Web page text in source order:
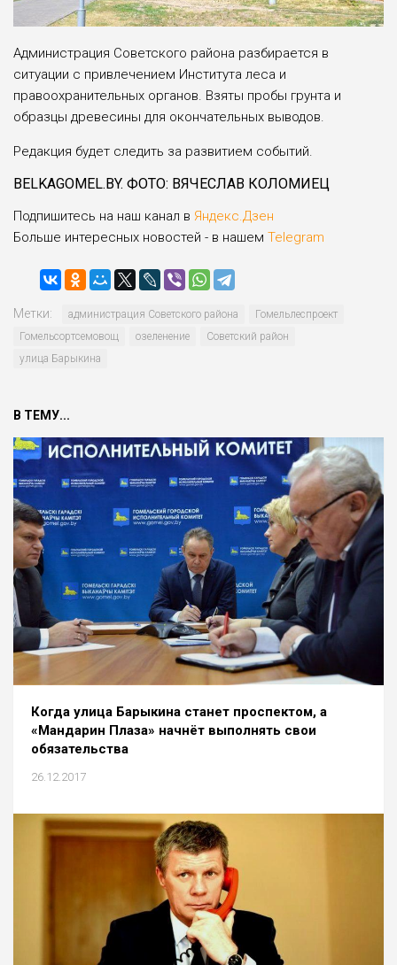
Администрация Советского района разбирается в
ситуации с привлечением Института леса и
правоохранительных органов. Взяты пробы грунта и
образцы древесины для окончательных выводов.
Редакция будет следить за развитием событий.
BELKAGOMEL.BY. ФОТО: ВЯЧЕСЛАВ КОЛОМИЕЦ
Подпишитесь на наш канал в Яндекс.Дзен
Больше интересных новостей - в нашем Telegram
Метки: администрация Советского района
Гомельлеспроект
Гомельсортсемовощ
озеленение
Советский район
улица Барыкина
В ТЕМУ...
Когда улица Барыкина станет проспектом, а
«Мандарин Плаза» начнёт выполнять свои
обязательства
26.12.2017